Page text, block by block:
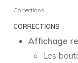
Corrections
CORRECTIONS
Affichage
Les